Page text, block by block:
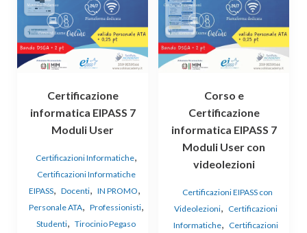
Certificazione
informatica EIPASS 7
Moduli User
Certificazioni Informatiche,
Certificazioni Informatiche
EIPASS, Docenti, IN PROMO,
Personale ATA, Professionisti,
Studenti, Tirocinio Pegaso
Corso e
Certificazione
informatica EIPASS 7
Moduli User con
videolezioni
Certificazioni EIPASS con
Videolezioni, Certificazioni
Informatiche, Certificazioni